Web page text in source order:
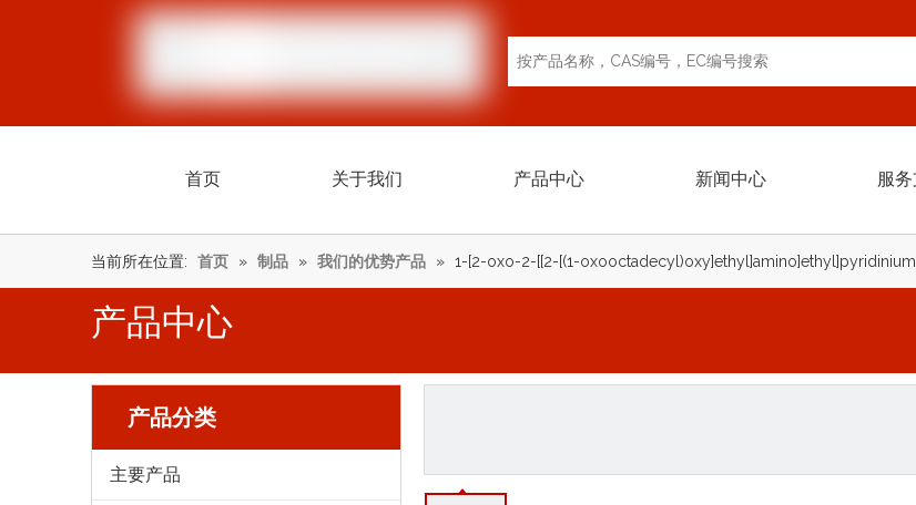
首页 关于我们 产品中心 新闻中心 服
当前所在位置: 首页 » 制品 » 我们的优势产品 » 1-[2-oxo-2-[[2-[(1-
产品中心
产品分类
主要产品